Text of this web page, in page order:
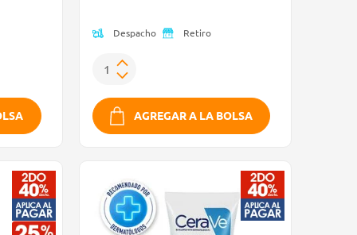
Despacho Retiro
AGREGAR A LA BOLSA